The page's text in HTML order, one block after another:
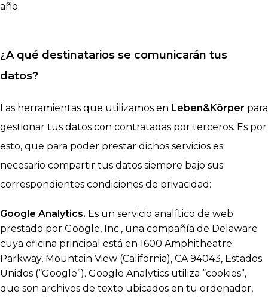
año.
¿A qué destinatarios se comunicarán tus
datos?
Las herramientas que utilizamos en Leben&Körper para
gestionar tus datos con contratadas por terceros. Es por
esto, que para poder prestar dichos servicios es
necesario compartir tus datos siempre bajo sus
correspondientes condiciones de privacidad:
Google Analytics. Es un servicio analítico de web
prestado por Google, Inc., una compañía de Delaware
cuya oficina principal está en 1600 Amphitheatre
Parkway, Mountain View (California), CA 94043, Estados
Unidos (“Google”). Google Analytics utiliza “cookies”,
que son archivos de texto ubicados en tu ordenador,